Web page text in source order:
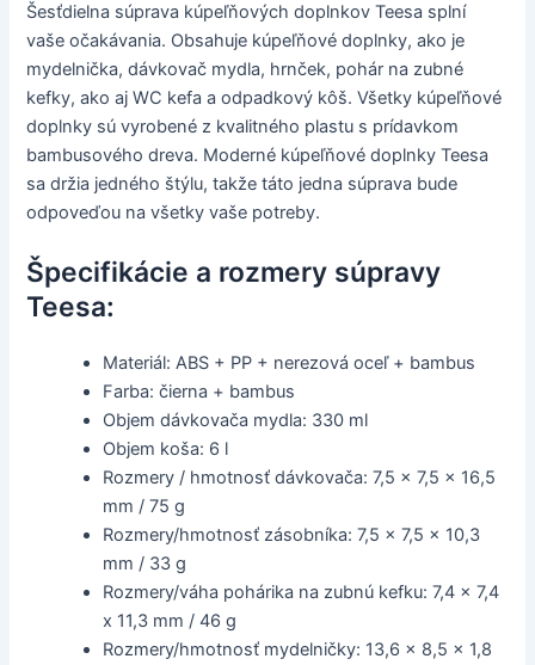
Šesťdielna súprava kúpeľňových doplnkov Teesa splní
vaše očakávania. Obsahuje kúpeľňové doplnky, ako je
mydelnička, dávkovač mydla, hrnček, pohár na zubné
kefky, ako aj WC kefa a odpadkový kôš. Všetky kúpeľňové
doplnky sú vyrobené z kvalitného plastu s prídavkom
bambusového dreva. Moderné kúpeľňové doplnky Teesa
sa držia jedného štýlu, takže táto jedna súprava bude
odpoveďou na všetky vaše potreby.
Špecifikácie a rozmery súpravy
Teesa:
Materiál: ABS + PP + nerezová oceľ + bambus
Farba: čierna + bambus
Objem dávkovača mydla: 330 ml
Objem koša: 6 l
Rozmery / hmotnosť dávkovača: 7,5 x 7,5 x 16,5
mm / 75 g
Rozmery/hmotnosť zásobníka: 7,5 x 7,5 x 10,3
mm / 33 g
Rozmery/váha pohárika na zubnú kefku: 7,4 x 7,4
x 11,3 mm / 46 g
Rozmery/hmotnosť mydelničky: 13,6 x 8,5 x 1,8